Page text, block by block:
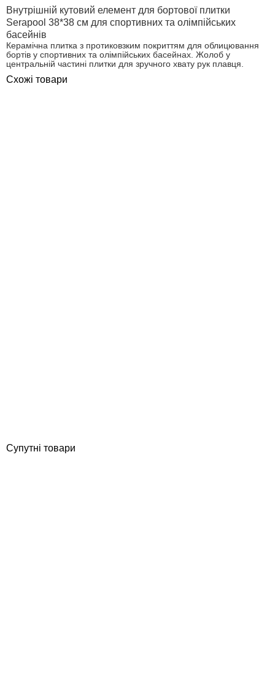
Внутрішній кутовий елемент для бортової плитки
Serapool 38*38 см для спортивних та олімпійських
басейнів
Керамічна плитка з протиковзким покриттям для облицювання
бортів у спортивних та олімпійських басейнах. Жолоб у
центральній частині плитки для зручного хвату рук плавця.
Схожі товари
Супутні товари